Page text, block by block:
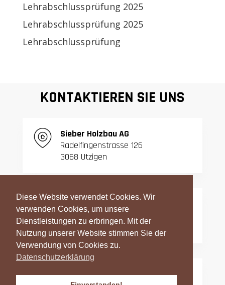
Diese Website verwendet Cookies. Wir
verwenden Cookies, um unsere
Dienstleistungen zu erbringen. Mit der
Nutzung unserer Website stimmen Sie der
Verwendung von Cookies zu.
Datenschutzerklärung
Lehrabschlussprüfung 2025
Lehrabschlussprüfung 2025
Lehrabschlussprüfung
KONTAKTIEREN SIE UNS
Sieber Holzbau AG
Radelfingenstrasse 126
3068 Utzigen
T:
031 839 06 27
F:031 839 42 23
info@sieber-holzbau.ch